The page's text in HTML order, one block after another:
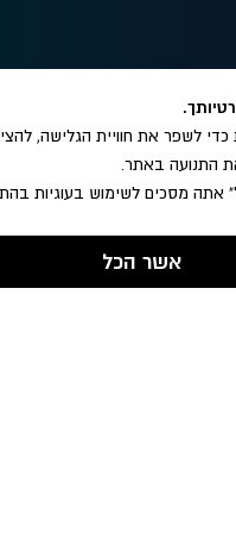
לפימדיניות הפרטיות
שליחה
לשפר את חוויית הגלישה,
התנועה באתר.
אתה מסכים לשימוש בעוגיות
אשר הכל